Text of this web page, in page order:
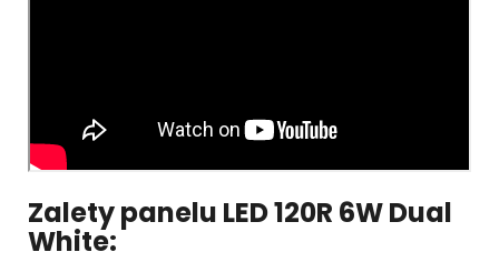
Zalety panelu LED 120R 6W Dual
White: